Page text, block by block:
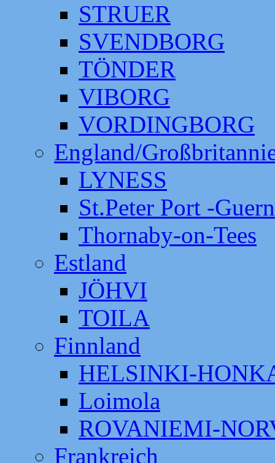
STRUER
SVENDBORG
TÖNDER
VIBORG
VORDINGBORG
England/
LYNESS
St.Peter Port -
Thornaby-on-Tees
Estland
JÖHVI
TOILA
Finnland
HELSINKI-
Loimola
ROVANIEMI-
Frankreich